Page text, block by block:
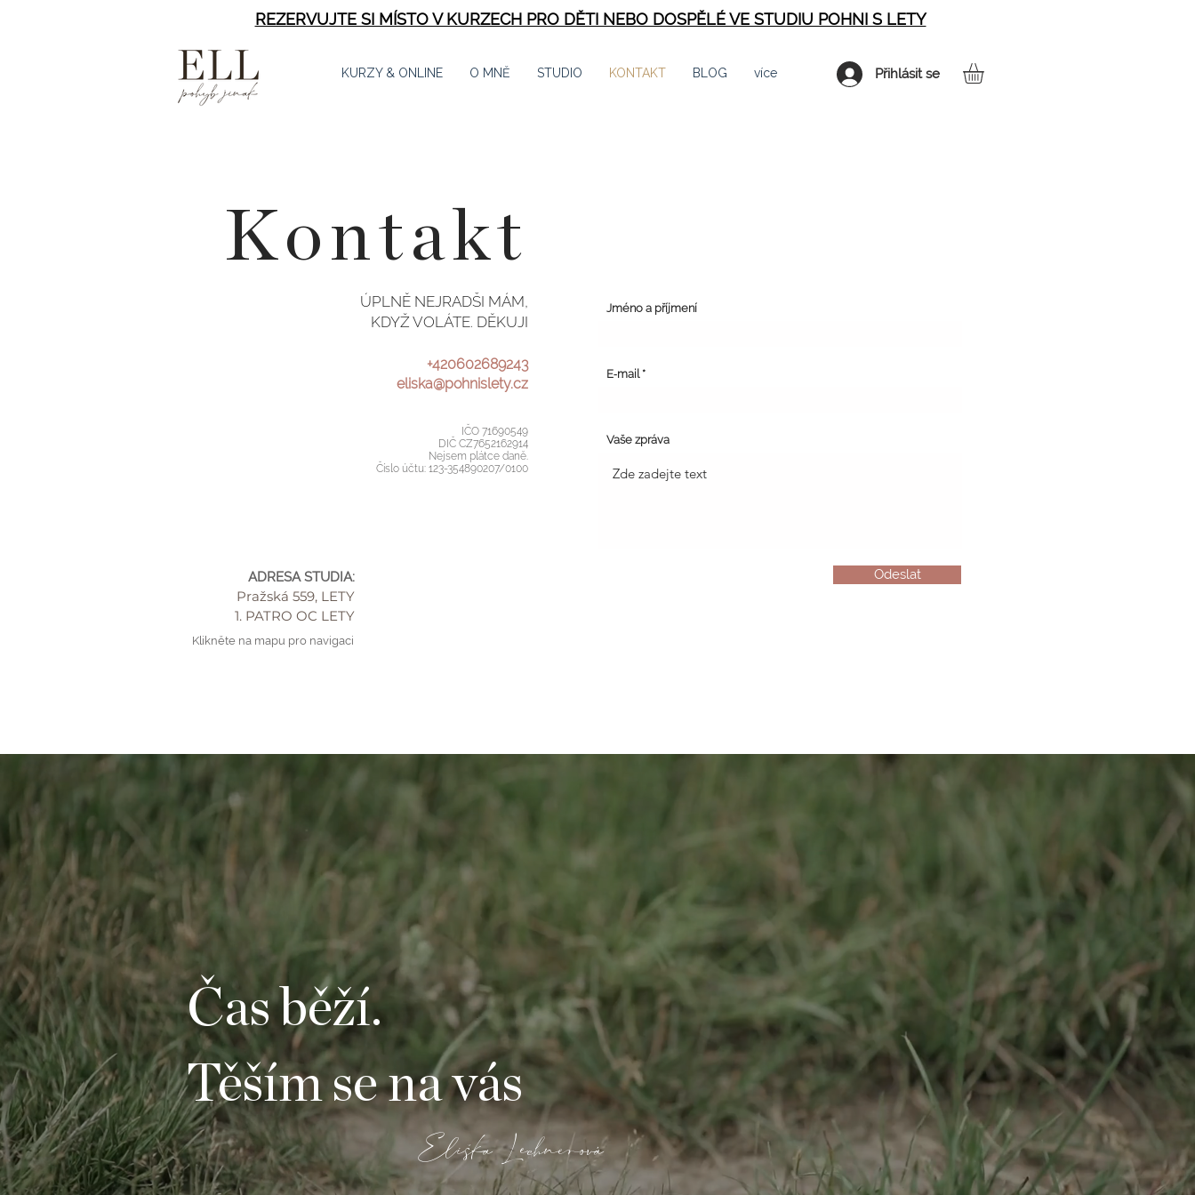
REZERVUJTE SI MÍSTO V KURZECH PRO DĚTI NEBO DOSPĚLÉ VE STUDIU POHNI S LETY
KURZY & ONLINE O MNĚ STUDIO KONTAKT BLOG více Přihlásit se
Kontakt
ÚPLNĚ NEJRADŠI MÁM,
KDYŽ VOLÁTE. DĚKUJI
+420602689243
eliska@pohnislety.cz
IČO 71690549
DIČ CZ7652162914
Nejsem plátce daně.
Číslo účtu: 123-354890207/0100
ADRESA STUDIA:
Pražská 559, LETY
1. PATRO OC LETY
Klikněte na mapu pro navigaci
Jméno a příjmení
E‑mail
Vaše zpráva
Odeslat
Čas běží.
Těším se na vás
Eliška Lechnerová